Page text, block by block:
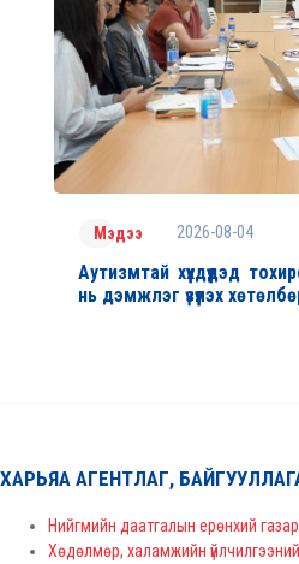
Мэдээ 2026-08-04
Аутизмтай хүүхдүүдэд
нь дэмжлэг үзүүлэх
ХАРЬЯА АГЕНТЛАГ,
Нийгмийн даатгалын ерөнхий газар
Хөдөлмөр, халамжийн